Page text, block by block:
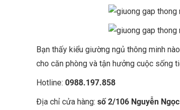
Bạn thấy kiểu giường ngủ thông minh
cho căn phòng và tận hưởng cuộc sống
Hotline: 0988.197.858
Địa chỉ cửa hàng: số 2/106 Nguyễn